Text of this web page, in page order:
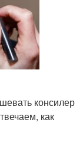
темно-карих
глаз
зависимости
консилер
как